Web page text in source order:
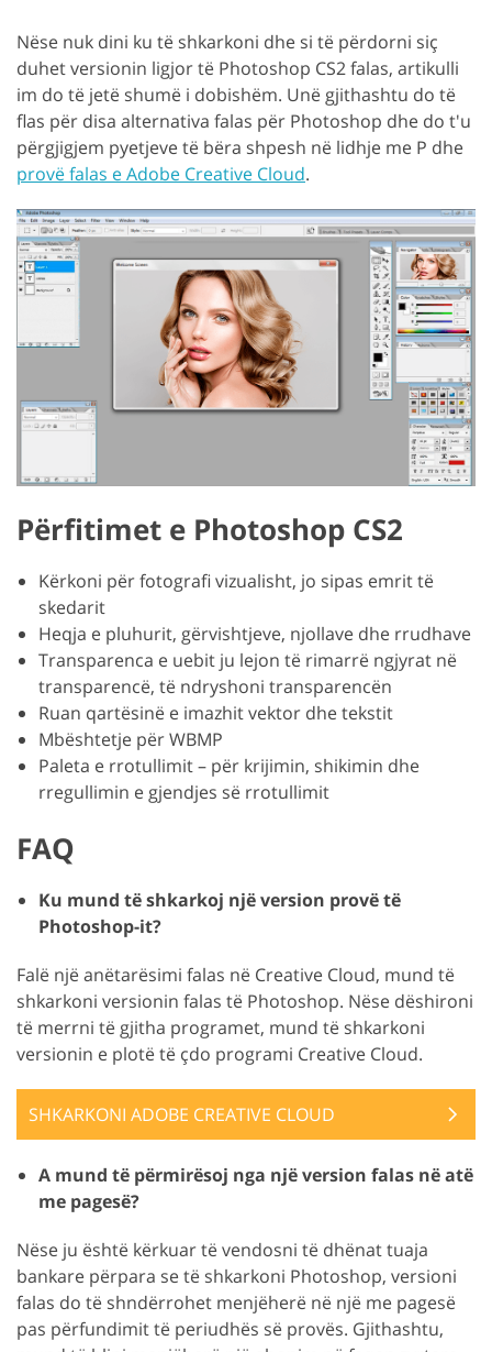
Nëse nuk dini ku të shkarkoni dhe si të përdorni siç
duhet versionin ligjor të Photoshop CS2 falas, artikulli
im do të jetë shumë i dobishëm. Unë gjithashtu do të
flas për disa alternativa falas për Photoshop dhe do t'u
përgjigjem pyetjeve të bëra shpesh në lidhje me P dhe
provë falas e Adobe Creative Cloud.
Përfitimet e Photoshop CS2
Kërkoni për fotografi vizualisht, jo sipas emrit të
skedarit
Heqja e pluhurit, gërvishtjeve, njollave dhe rrudhave
Transparenca e uebit ju lejon të rimarrë ngjyrat në
transparencë, të ndryshoni transparencën
Ruan qartësinë e imazhit vektor dhe tekstit
Mbështetje për WBMP
Paleta e rrotullimit – për krijimin, shikimin dhe
rregullimin e gjendjes së rrotullimit
FAQ
Ku mund të shkarkoj një version provë të
Photoshop-it?
Falë një anëtarësimi falas në Creative Cloud, mund të
shkarkoni versionin falas të Photoshop. Nëse dëshironi
të merrni të gjitha programet, mund të shkarkoni
versionin e plotë të çdo programi Creative Cloud.
SHKARKONI ADOBE CREATIVE CLOUD
A mund të përmirësoj nga një version falas në atë
me pagesë?
Nëse ju është kërkuar të vendosni të dhënat tuaja
bankare përpara se të shkarkoni Photoshop, versioni
falas do të shndërrohet menjëherë në një me pagesë
pas përfundimit të periudhës së provës. Gjithashtu,